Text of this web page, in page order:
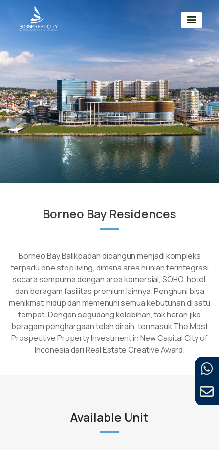
Borneo Bay Residences
Borneo Bay Balikpapan dibangun menjadi kompleks
terpadu one stop living, dimana area hunian terintegrasi
secara sempurna dengan area komersial, SOHO, hotel,
dan beragam fasilitas premium lainnya. Penghuni bisa
menikmati hidup dan memenuhi semua kebutuhan di satu
tempat. Dengan segudang kelebihan, tak heran jika
beragam penghargaan telah diraih, termasuk The Most
Prospective Property Investment in New Capital City of
Indonesia dari Real Estate Creative Award.
Available Unit